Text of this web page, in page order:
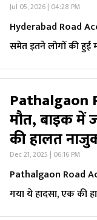
Jul 05, 2026 | 04:28 PM
Hyderabad Road
समेत इतने लोगों की हुई
Pathalgaon
मौत, बाइक में
की हालत
Dec 21, 2025 | 06:16 PM
Pathalgaon Road
गया ये हादसा, एक की